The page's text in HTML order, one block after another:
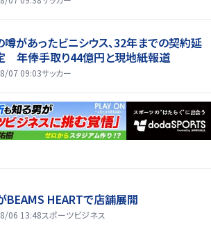
噂があったビニシウス、32年までの契約延
年俸手取り44億円と現地紙報道
07 09:03サッカー
BEAMS HEARTで店舗展開
06 13:48スポーツビジネス